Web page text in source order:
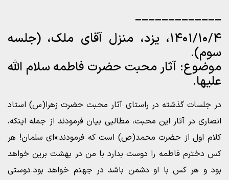
_____________
۱۴۰۱/۱۰/۴، یزد، منزل آقای ملک، (جلسه
سوم).
موضوع: آثار محبت حضرت فاطمه سلام الله
علیها.
در جلسات گذشته در راستای آثار محبت حضرت زهرا(س) استاد
انصاری در آثار این محبت،‌ مطالبی بیان فرمودند از جمله اینکه،
کلام اول از حضرت محمد(ص) است که فرمودند:«ای سلمان! هر
کس دخترم فاطمه را دوست بدارد با من در بهشت برین خواهد
بود و هر کس با او دشمن باشد در جهنم خواهد بود.دوستی